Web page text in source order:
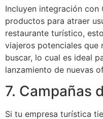
Incluyen integración
productos para atraer
restaurante turístico,
viajeros potenciales que
buscar, lo cual es ideal
lanzamiento de nuevas
7. Campañas
Si tu empresa turística